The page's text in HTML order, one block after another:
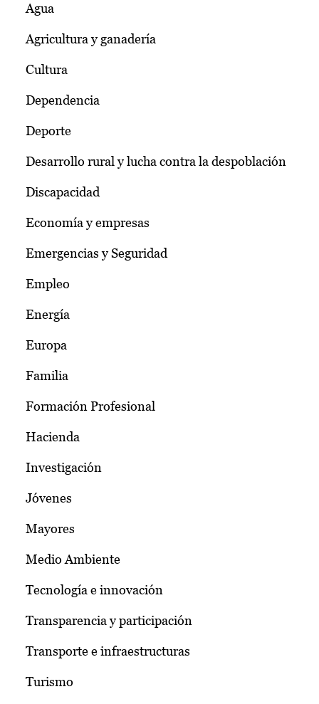
Agua
Agricultura y ganadería
Cultura
Dependencia
Deporte
Desarrollo rural y lucha contra la despoblación
Discapacidad
Economía y empresas
Emergencias y Seguridad
Empleo
Energía
Europa
Familia
Formación Profesional
Hacienda
Investigación
Jóvenes
Mayores
Medio Ambiente
Tecnología e innovación
Transparencia y participación
Transporte e infraestructuras
Turismo